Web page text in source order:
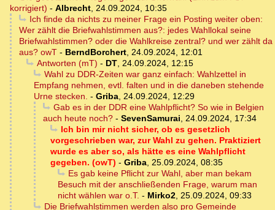
korrigiert) - Albrecht, 24.09.2024, 10:35
Ich finde da nichts zu meiner Frage ein Posting weiter oben:
Wer zählt die Briefwahlstimmen aus?: jedes Wahllokal seine
Briefwahlstimmen? oder die Wahlkreise zentral? und wer zählt da
aus? owT - BerndBorchert, 24.09.2024, 12:01
Antworten (mT) - DT, 24.09.2024, 12:15
Wahl zu DDR-Zeiten war ganz einfach: Wahlzettel in
Empfang nehmen, evtl. falten und in die daneben stehende
Urne stecken. - Griba, 24.09.2024, 12:29
Gab es in der DDR eine Wahlpflicht? So wie in Belgien
auch heute noch? - SevenSamurai, 24.09.2024, 17:34
Ich bin mir nicht sicher, ob es gesetzlich
vorgeschrieben war, zur Wahl zu gehen. Praktiziert
wurde es aber so, als hätte es eine Wahlpflicht
gegeben. (owT) - Griba, 25.09.2024, 08:35
Es gab keine Pflicht zur Wahl, aber man bekam
Besuch mit der anschließenden Frage, warum man
nicht wählen war o.T. - Mirko2, 25.09.2024, 09:33
Die Briefwahlstimmen werden also pro Gemeinde